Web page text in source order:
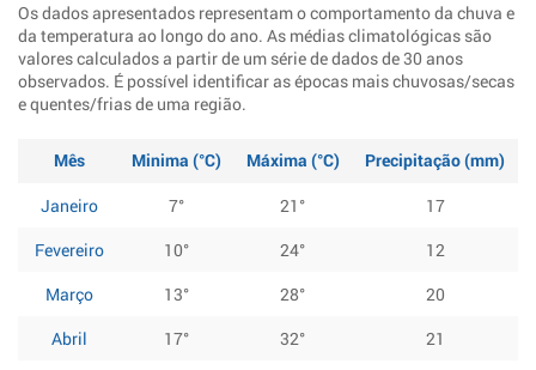
Os dados apresentados representam o comportamento da chuva e
da temperatura ao longo do ano. As médias climatológicas são
valores calculados a partir de um série de dados de 30 anos
observados. É possível identificar as épocas mais chuvosas/secas
e quentes/frias de uma região.
Mês Minima (°C) Máxima (°C)
Precipitação (mm)
Janeiro
7° 21°
17
Fevereiro
10° 24°
12
Março
13° 28°
20
Abril
17° 32°
21